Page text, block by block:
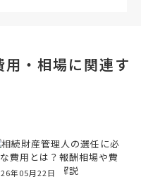
・相場に関連す
年05月22日